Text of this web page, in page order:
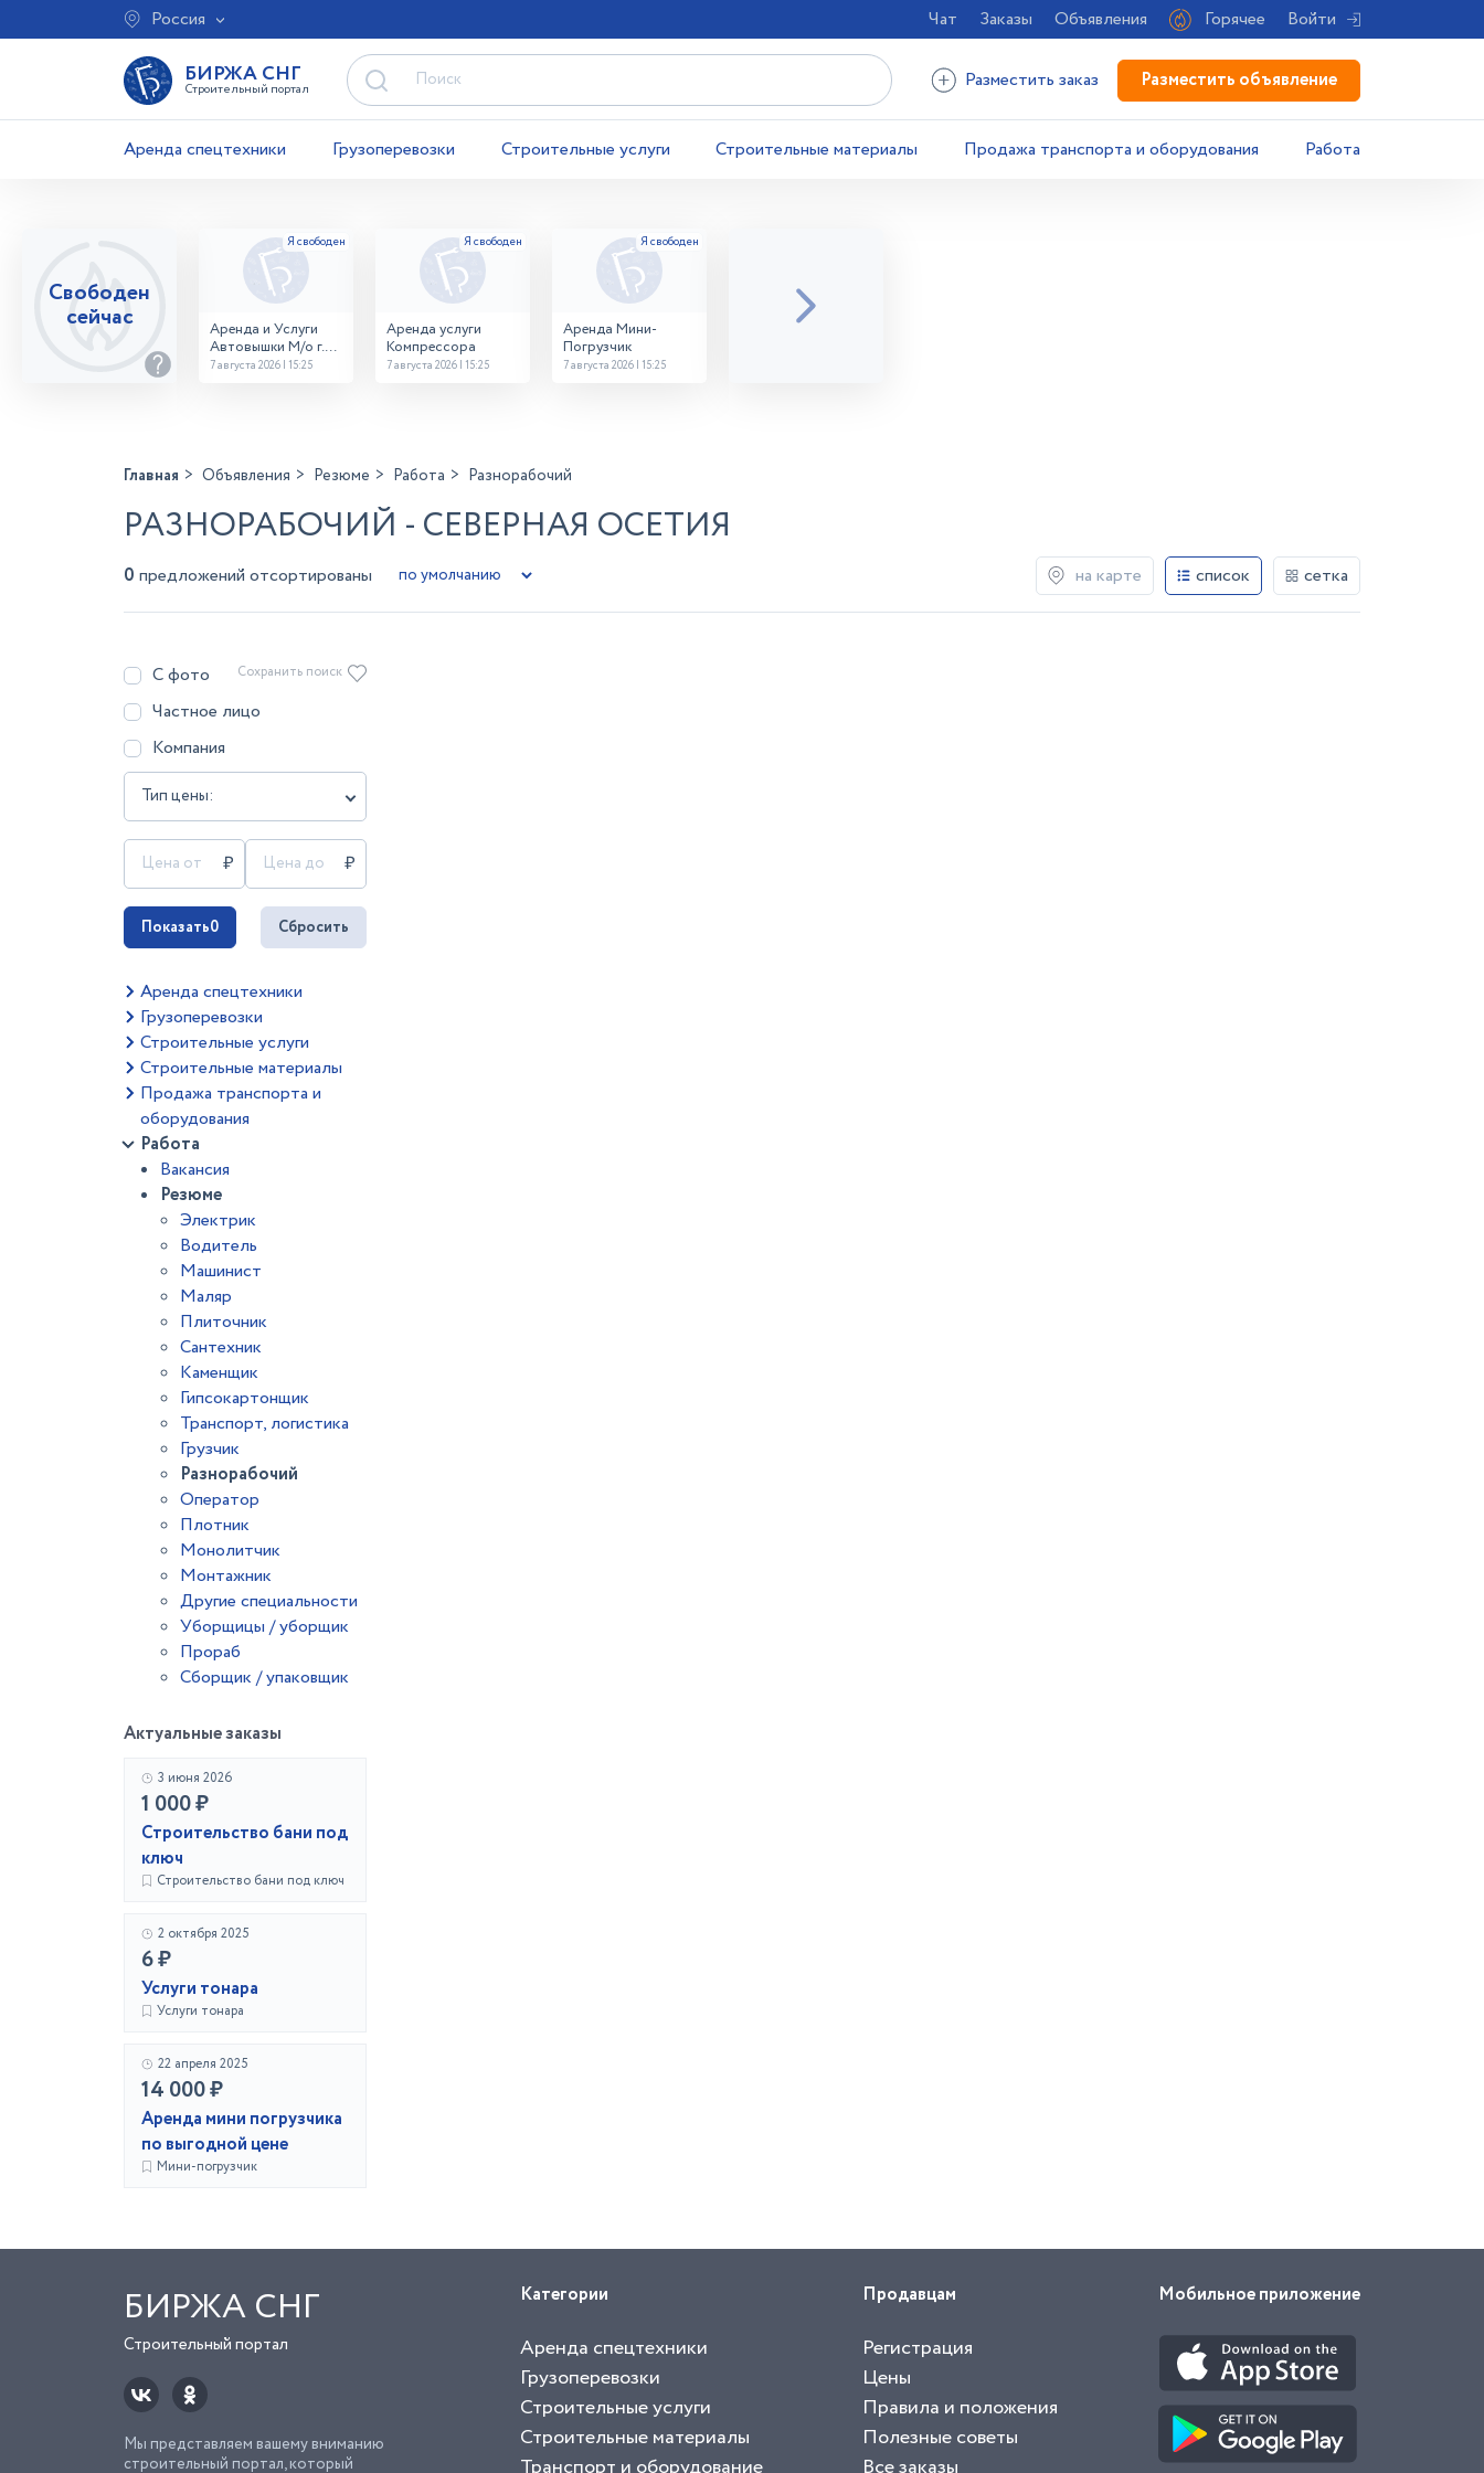
Россия Чат Заказы Объявления Горячее Войти
БИРЖА СНГ
Строительный портал Разместить заказ Разместить объявление
Аренда спецтехники Грузоперевозки Строительные услуги Строительные материалы Продажа транспорта и оборудования Работа
Свободен
сейчас
Аренда и Услуги
Автовышки М/о г.
Домодедово
7 августа 2026 | 15:25
Аренда услуги
Компрессора
7 августа 2026 | 15:25
Аренда Мини-
Погрузчик
7 августа 2026 | 15:25
Главная Объявления Резюме Работа Разнорабочий
РАЗНОРАБОЧИЙ - СЕВЕРНАЯ ОСЕТИЯ
0 предложений отсортированы на карте список сетка
С фото
Частное лицо
Компания
Тип цены:
Сохранить поиск
Показать0 Сбросить
Аренда спецтехники
Грузоперевозки
Строительные услуги
Строительные материалы
Продажа транспорта и
оборудования
Работа
Вакансия
Резюме
Электрик
Водитель
Машинист
Маляр
Плиточник
Сантехник
Каменщик
Гипсокартонщик
Транспорт, логистика
Грузчик
Разнорабочий
Оператор
Плотник
Монолитчик
Монтажник
Другие специальности
Уборщицы / уборщик
Прораб
Сборщик / упаковщик
Актуальные заказы
3 июня 2026
1 000 ₽
Строительство бани под
ключ
Строительство бани под ключ
2 октября 2025
6 ₽
Услуги тонара
Услуги тонара
22 апреля 2025
14 000 ₽
Аренда мини погрузчика
по выгодной цене
Мини-погрузчик
БИРЖА СНГ
Строительный портал
Мы представляем вашему вниманию
строительный портал, который
Категории
Аренда спецтехники
Грузоперевозки
Строительные услуги
Строительные материалы
Продавцам
Регистрация
Цены
Правила и положения
Полезные советы
Мобильное приложение